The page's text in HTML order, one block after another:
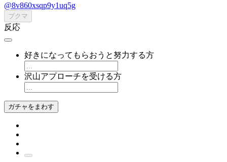
@8v860xsqp9y1uq5g
ブクマ
反応
好きになってもらおうと努力する方
沢山アプローチを受ける方
ガチャをまわす